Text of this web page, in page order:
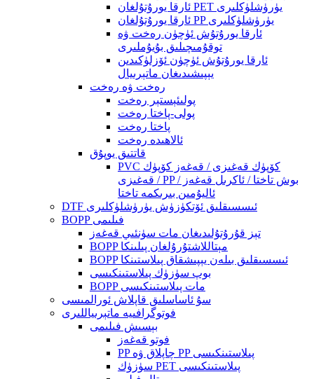
ئارقا يورۇتۇلغان PET يۈرۈشلۈكلىرى
ئارقا يورۇتۇلغان PP يۈرۈشلۈكلىرى
ئارقا يورۇتۇش ئۈچۈن رەخت ۋە
توقۇمىچىلىق بۇيۇملىرى
ئارقا يورۇتۇش ئۈچۈن ئۆزلۈكىدىن
يېپىشىدىغان ماتېرىيال
رەخت ۋە رەخت
پولىئېستېر رەخت
پولى-پاختا رەخت
پاختا رەخت
ئالاھىدە رەخت
قاتتىق يوپۇق
PVC كۆپۈك قەغىزى / قەغەز كۆپۈك
قەغىزى / PP بوش تاختا / ئاكرىل قەغەز /
ئاليۇمىن بىرىكمە تاختا
DTF ئىسسىقلىق ئۆتكۈزۈش يۈرۈشلۈكلىرى
BOPP فىلىمى
تېز قۇرۇتۇلىدىغان مات سۈنئىي قەغەز
BOPP مېتاللاشتۇرۇلغان پىلىنكا
BOPP ئىسسىقلىق بىلەن يېپىشقاق پىلاستىنكا
بوپ سۈزۈك پىلاستىنكىسى
BOPP مات پىلاستىنكىسى
سۇ ئاساسلىق قاپلاش ئورالمىسى
فوتوگرافىيە ماتېرىياللىرى
بېسىش فىلىمى
فوتو قەغەز
PP چاپلاق ۋە PP پىلاستىنكىسى
سۈزۈك PET پىلاستىنكىسى